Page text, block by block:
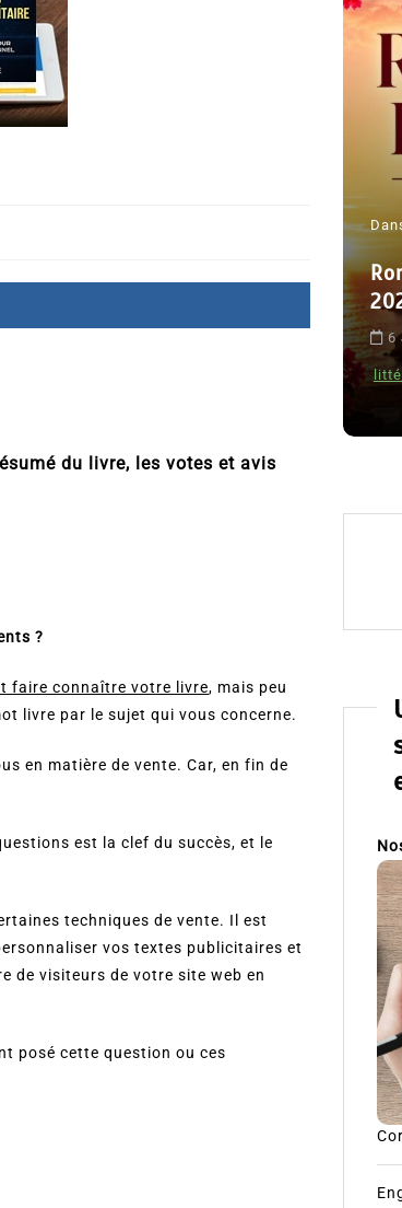
du livre, les votes et avis
?
faire connaître votre livre, mais peu
livre par le sujet qui vous concerne.
en matière de vente. Car, en fin de
est la clef du succès, et le
techniques de vente. Il est
vos textes publicitaires et
de visiteurs de votre site web en
posé cette question ou ces
Thriller
coupable n’est pas Camille
6